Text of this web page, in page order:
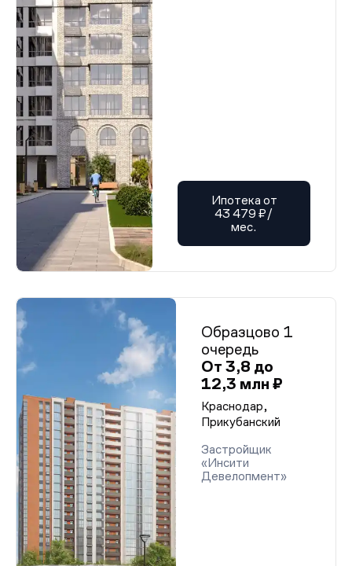
Ипотека от
43 479 ₽/
мес.
Образцово 1
очередь
От 3,8 до
12,3 млн ₽
Краснодар,
Прикубанский
Застройщик
«Инсити
Девелопмент»